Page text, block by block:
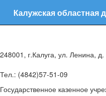
Калужская областная
248001, г.Калуга, ул. Ленина,
Тел.: (4842)57-51-09
Государственное казенное